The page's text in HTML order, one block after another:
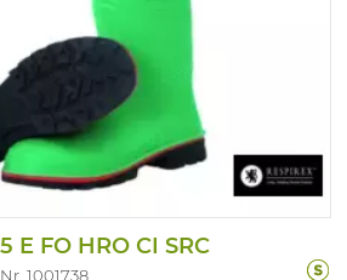
E FO HRO CI SRC
1001738